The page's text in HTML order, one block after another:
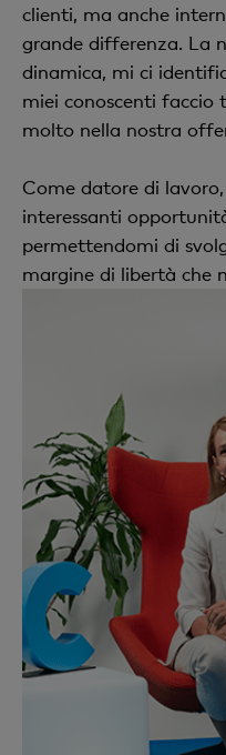
clienti, ma anche
grande differenza. La
dinamica, mi ci
miei conoscenti faccio
molto nella nostra
Come datore di
interessanti
permettendomi di
margine di libertà che